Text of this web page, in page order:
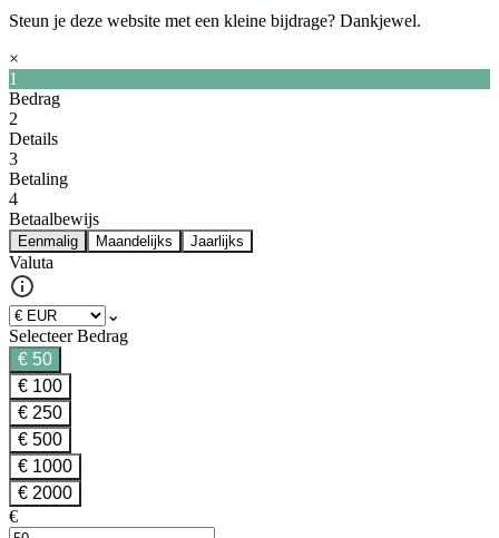
Steun je deze website met een kleine bijdrage? Dankjewel.